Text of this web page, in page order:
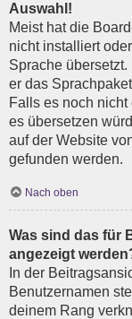
Auswahl!
Meist hat die
nicht installiert
Sprache
er das
Falls es noch
es übersetzen
auf der Website
gefunden werden.
Nach oben
Was sind das für
angezeigt
In der
Benutzernamen
deinem Rang